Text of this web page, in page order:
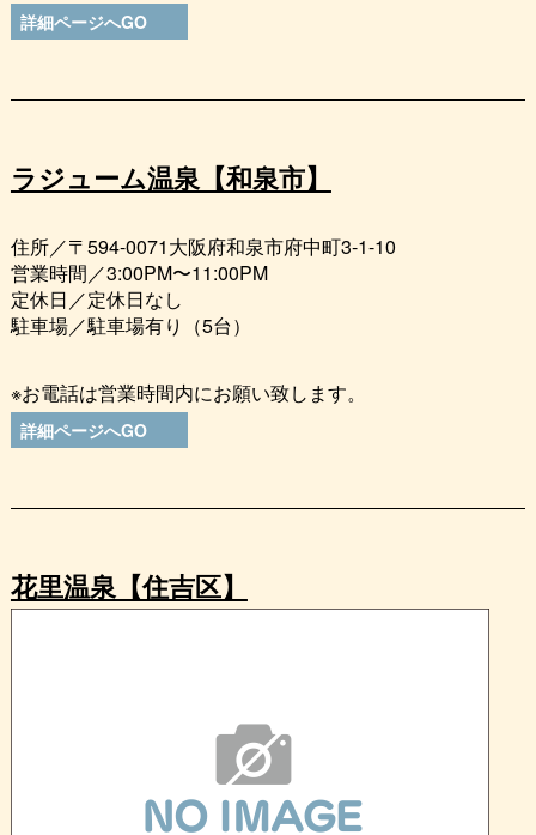
詳細ページへGO
ラジューム温泉【和泉市】
住所／〒594-0071大阪府和泉市府中町3-1-10
営業時間／3:00PM〜11:00PM
定休日／定休日なし
駐車場／駐車場有り（5台）
※お電話は営業時間内にお願い致します。
詳細ページへGO
花里温泉【住吉区】